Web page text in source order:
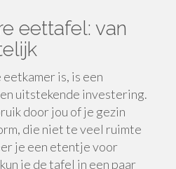
eettafel: van
is, is een
uitstekende investering.
door jou of je gezin
die niet te veel ruimte
je een etentje voor
je de tafel in een paar